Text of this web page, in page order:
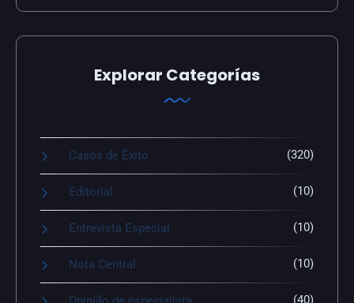
Explorar Categorías
Casos de Éxito (320)
Editorial (10)
Entrevista Especial (10)
Nota Central (10)
(40)